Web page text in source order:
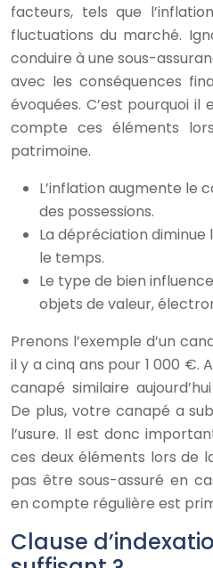
facteurs, tels que
fluctuations du marché.
conduire à une sous-
avec les conséquences
évoquées. C’est pourquoi
compte ces éléments
patrimoine.
L’inflation augmente le
des possessions.
La dépréciation diminue
le temps.
Le type de bien
objets de valeur,
Prenons l’exemple d’un
il y a cinq ans pour 1 000 €.
canapé similaire
De plus, votre canapé a
l’usure. Il est donc
ces deux éléments lors de
pas être sous-assuré en
en compte régulière est
Clause